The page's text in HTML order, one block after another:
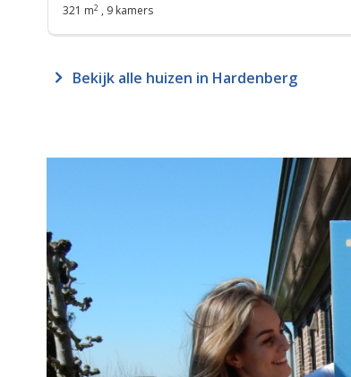
321 m2 , 9 kamers
Bekijk alle huizen in Hardenberg